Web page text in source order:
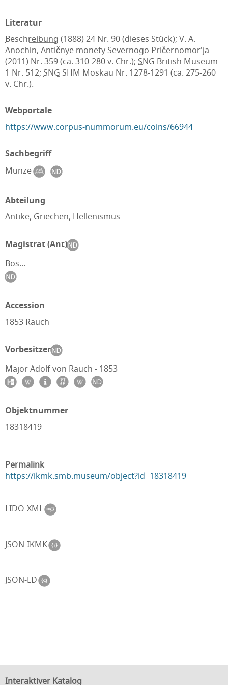
Literatur
Beschreibung (1888) 24 Nr. 90 (dieses Stück); V. A.
Anochin, Antičnye monety Severnogo Pričernomor'ja
(2011) Nr. 359 (ca. 310-280 v. Chr.); SNG British Museum
1 Nr. 512; SNG SHM Moskau Nr. 1278-1291 (ca. 275-260
v. Chr.).
Webportale
https://www.corpus-nummorum.eu/coins/66944
Sachbegriff
Münze
Abteilung
Antike, Griechen, Hellenismus
Magistrat (Ant)
Bos...
Accession
1853 Rauch
Vorbesitzer
Major Adolf von Rauch - 1853
Objektnummer
18318419
Permalink
https://ikmk.smb.museum/object?id=18318419
LIDO-XML
JSON-IKMK
JSON-LD
Interaktiver Katalog